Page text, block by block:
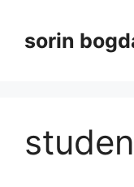
contentsorin